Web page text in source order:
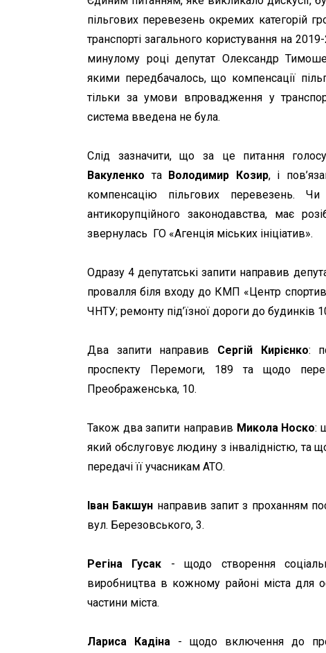
пільгових перевезень окремих категорій
транспорті загального користування на
минулому році депутат Олександр
якими передбачалось, що компенсації
тільки за умови впровадження у
система введена не була.
Слід зазначити, що за це питання
Вакуленко таВолодимир Козир, і
компенсацію пільгових перевезень.
антикорупційного законодавства, має
звернулась ГО «Агенція міських ініціатив».
Одразу 4 депутатські запити направив
провалля біля входу до КМП «Центр
ЧНТУ; ремонту під’їзної дороги до будинків
Два запити направив Сергій Кирієнко:
проспекту Перемоги, 189 та щодо
Преображенська, 10.
Також два запити направив Микола Носко:
який обслуговує людину з інвалідністю, та
передачі її учасникам АТО.
Іван Бакшун направив запит з проханням
вул. Березовського, 3.
Регіна Гусак - щодо створення
виробництва в кожному районі міста для
частини міста.
Лариса Кадіна - щодо включення до